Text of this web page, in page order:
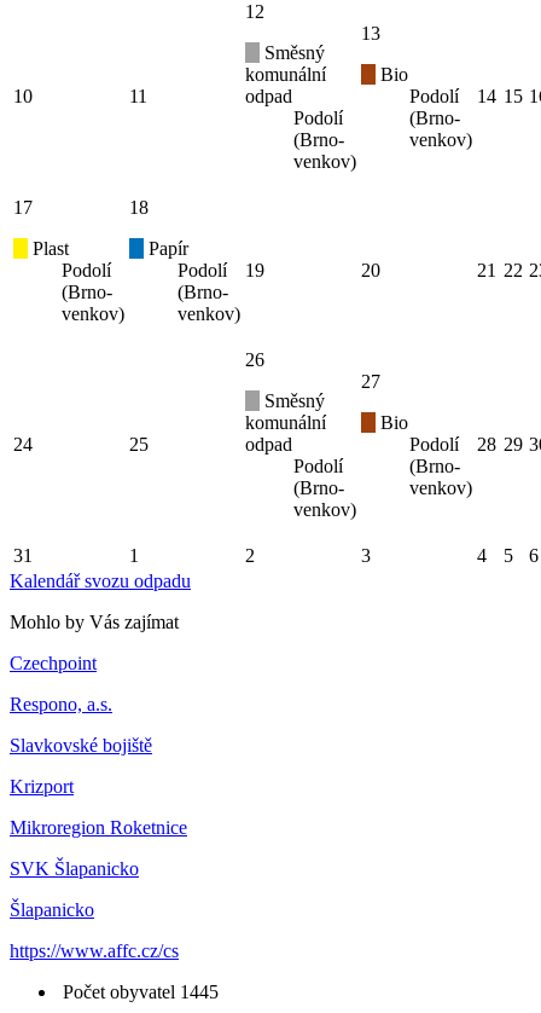
10 11
12
Směsný
komunální
odpad
Podolí
(Brno-
venkov)
13
Bio
Podolí
(Brno-
venkov)
14 15
17
Plast
Podolí
(Brno-
venkov)
18
Papír
Podolí
(Brno-
venkov)
19 20 21 22
24 25
26
Směsný
komunální
odpad
Podolí
(Brno-
venkov)
27
Bio
Podolí
(Brno-
venkov)
28 29
31 1 2 3 4 5
6
Kalendář svozu odpadu
Mohlo by Vás zajímat
Czechpoint
Respono, a.s.
Slavkovské bojiště
Krizport
Mikroregion Roketnice
SVK Šlapanicko
Šlapanicko
https://www.affc.cz/cs
Počet obyvatel 1445